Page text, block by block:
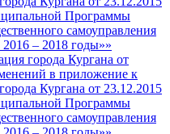
Программы
самоуправления
– 2018 годы»»
города Кургана от
в приложение к
Кургана от 23.12.2015
Программы
самоуправления